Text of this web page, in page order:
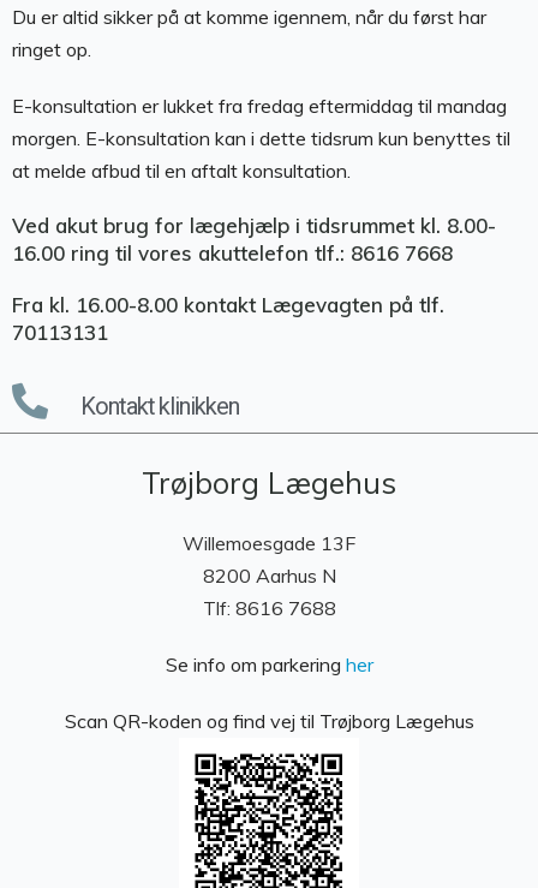
Du er altid sikker på at komme igennem, når du først har
ringet op.
E-konsultation er lukket fra fredag eftermiddag til mandag
morgen. E-konsultation kan i dette tidsrum kun benyttes til
at melde afbud til en aftalt konsultation.
Ved akut brug for lægehjælp i tidsrummet kl. 8.00-
16.00 ring til vores akuttelefon tlf.: 8616 7668
Fra kl. 16.00-8.00 kontakt Lægevagten på tlf.
70113131
Kontakt klinikken
Trøjborg Lægehus
Willemoesgade 13F
8200 Aarhus N
Tlf: 8616 7688
Se info om parkering her
Scan QR-koden og find vej til Trøjborg Lægehus